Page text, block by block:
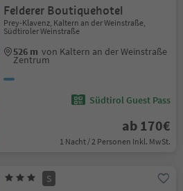
Felderer Boutiquehotel
Prey-Klavenz, Kaltern an der Weinstraße,
Südtiroler Weinstraße
526 m von Kaltern an der Weinstraße
Zentrum
Südtirol Guest Pass
ab 170€
1 Nacht / 2 Personen Inkl. MwSt.
S